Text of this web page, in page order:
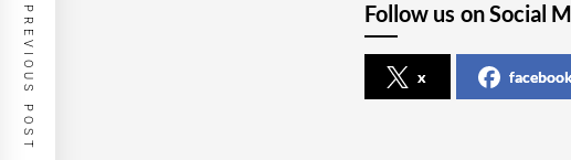
Follow us on Social
x
PREVIOUS POST